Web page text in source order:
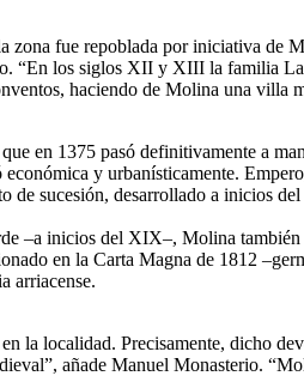
fue repoblada por iniciativa de
los siglos XII y XIII la familia
haciendo de Molina una villa
en 1375 pasó definitivamente a
y urbanísticamente.
sucesión, desarrollado a inicios
–a inicios del XIX–, Molina
en la Carta Magna de 1812
arriacense.
la localidad. Precisamente, dicho
añade Manuel Monasterio.